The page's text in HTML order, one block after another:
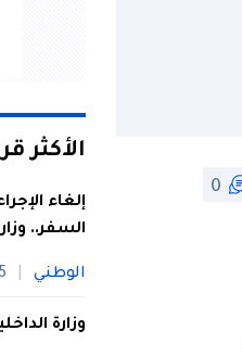
0
الأكثر
إلغاء
السفر..
الوطني
وزارة